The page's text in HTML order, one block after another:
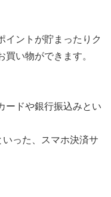
イントが貯まったりク
い物ができます。
ードや銀行振込みとい
った、スマホ決済サ